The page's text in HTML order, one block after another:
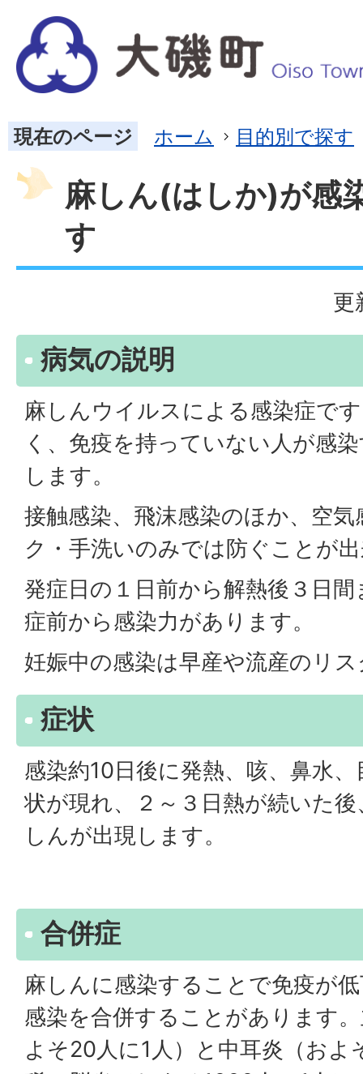
現在のページ ホーム 目的別で探す
麻しん(はしか)が感
す
更
病気の説明
麻しんウイルスによる感染症で
く、免疫を持っていない人が感
します。
接触感染、飛沫感染のほか、空
ク・手洗いのみでは防ぐことが
発症日の１日前から解熱後３日
症前から感染力があります。
妊娠中の感染は早産や流産のリ
症状
感染約10日後に発熱、咳、鼻水
状が現れ、２～３日熱が続いた
しんが出現します。
合併症
麻しんに感染することで免疫が
感染を合併することがあります
よそ20人に1人）と中耳炎（およ